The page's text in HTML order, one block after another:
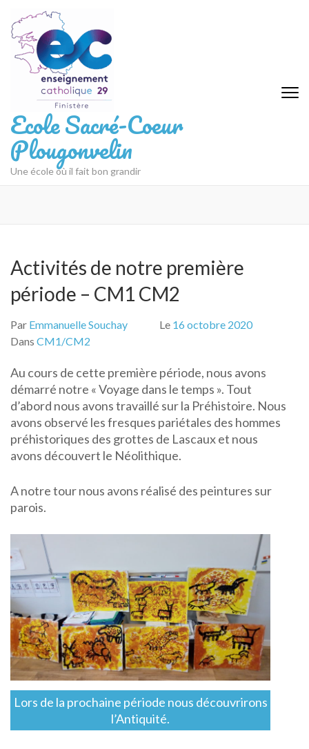
au
contenu
(Pressez
Entrée)
Ecole Sacré-Coeur
Plougonvelin
Une école où il fait bon grandir
Activités de notre première
période – CM1 CM2
Par Emmanuelle Souchay Le 16 octobre 2020
Dans CM1/CM2
Au cours de cette première période, nous avons
démarré notre « Voyage dans le temps ». Tout
d’abord nous avons travaillé sur la Préhistoire. Nous
avons observé les fresques pariétales des hommes
préhistoriques des grottes de Lascaux et nous
avons découvert le Néolithique.
A notre tour nous avons réalisé des peintures sur
parois.
Lors de la prochaine période nous découvrirons
l’Antiquité.